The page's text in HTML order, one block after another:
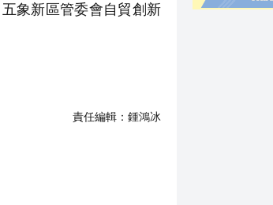
象新區管委會自貿創新
責任編輯： 鍾鴻冰